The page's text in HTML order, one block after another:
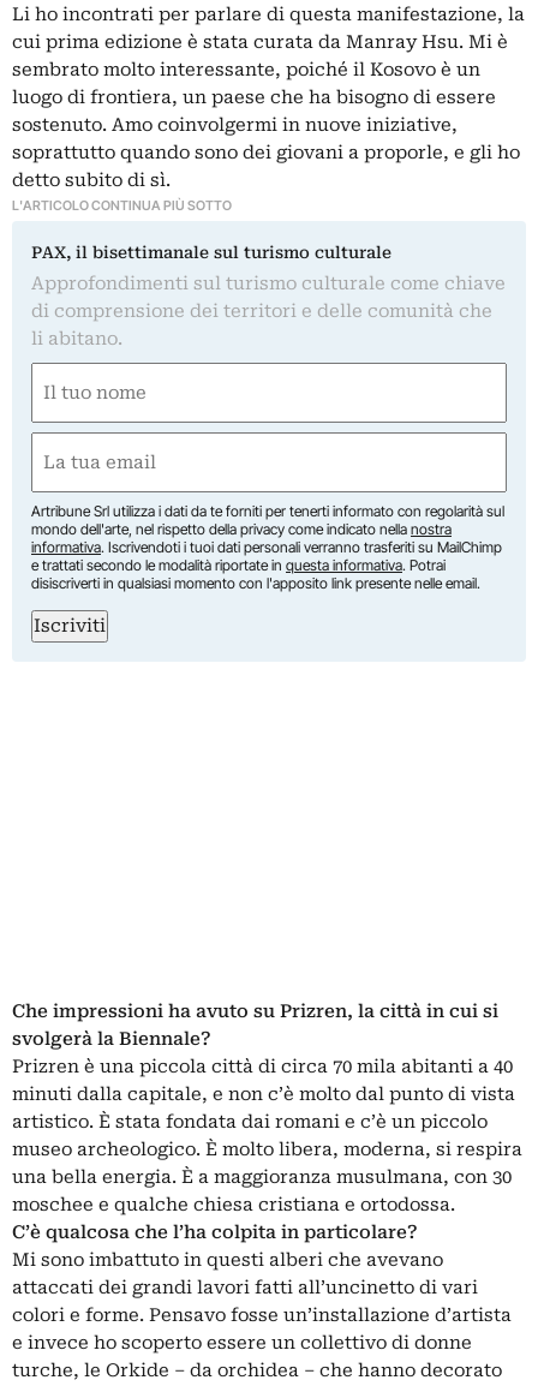
Li ho incontrati per parlare di questa manifestazione, la
cui prima edizione è stata curata da Manray Hsu. Mi è
sembrato molto interessante, poiché il Kosovo è un
luogo di frontiera, un paese che ha bisogno di essere
sostenuto. Amo coinvolgermi in nuove iniziative,
soprattutto quando sono dei giovani a proporle, e gli ho
detto subito di sì.
L'ARTICOLO CONTINUA PIÙ SOTTO
PAX, il bisettimanale sul turismo culturale
Approfondimenti sul turismo culturale come chiave
di comprensione dei territori e delle comunità che
li abitano.
(Required)
First
(Required)
Artribune Srl utilizza i dati da te forniti per tenerti informato con regolarità sul
mondo dell'arte, nel rispetto della privacy come indicato nella nostra
informativa. Iscrivendoti i tuoi dati personali verranno trasferiti su MailChimp
e trattati secondo le modalità riportate in questa informativa. Potrai
disiscriverti in qualsiasi momento con l'apposito link presente nelle email.
Iscriviti
Che impressioni ha avuto su Prizren, la città in cui si
svolgerà la Biennale?
Prizren è una piccola città di circa 70 mila abitanti a 40
minuti dalla capitale, e non c’è molto dal punto di vista
artistico. È stata fondata dai romani e c’è un piccolo
museo archeologico. È molto libera, moderna, si respira
una bella energia. È a maggioranza musulmana, con 30
moschee e qualche chiesa cristiana e ortodossa.
C’è qualcosa che l’ha colpita in particolare?
Mi sono imbattuto in questi alberi che avevano
attaccati dei grandi lavori fatti all’uncinetto di vari
colori e forme. Pensavo fosse un’installazione d’artista
e invece ho scoperto essere un collettivo di donne
turche, le Orkide – da orchidea – che hanno decorato